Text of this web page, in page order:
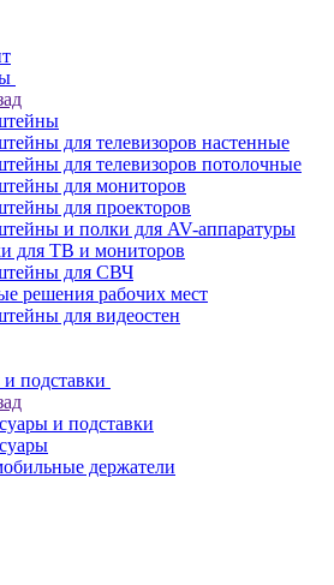
для телевизоров настенные
для телевизоров потолочные
для мониторов
для проекторов
и полки для AV-аппаратуры
для ТВ и мониторов
для СВЧ
решения рабочих мест
для видеостен
подставки
и подставки
держатели